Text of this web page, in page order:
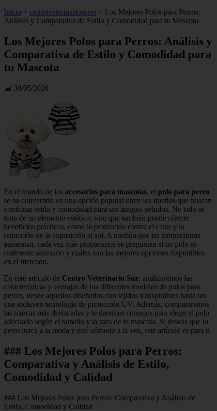
Inicio > centroveterinariosures > Los Mejores Polos para Perros:
Análisis y Comparativa de Estilo y Comodidad para tu Mascota
Los Mejores Polos para Perros: Análisis y
Comparativa de Estilo y Comodidad para
tu Mascota
📅 30/05/2026
En el mundo de los accesorios para mascotas, el polo para perro
se ha convertido en una opción popular entre los dueños que buscan
combinar estilo y comodidad para sus amigos peludos. No solo se
trata de un elemento estético, sino que también puede ofrecer
beneficios prácticos, como la protección contra el calor y la
reducción de la exposición al sol. A medida que las temperaturas
aumentan, cada vez más propietarios se preguntan si un polo es
realmente necesario y cuáles son las mejores opciones disponibles
en el mercado.
En este artículo de Centro Veterinario Sur, analizaremos las
características y ventajas de los diferentes modelos de polos para
perros, desde aquellos diseñados con tejidos transpirables hasta los
que incluyen tecnología de protección UV. Además, compararemos
las marcas más destacadas y te daremos consejos para elegir el polo
adecuado según el tamaño y la raza de tu mascota. Si deseas que tu
perro luzca a la moda y esté cómodo a la vez, este artículo es para ti.
### Los Mejores Polos para Perros:
Comparativa y Análisis de Estilo,
Comodidad y Calidad
### Los Mejores Polos para Perros: Comparativa y Análisis de
Estilo, Comodidad y Calidad